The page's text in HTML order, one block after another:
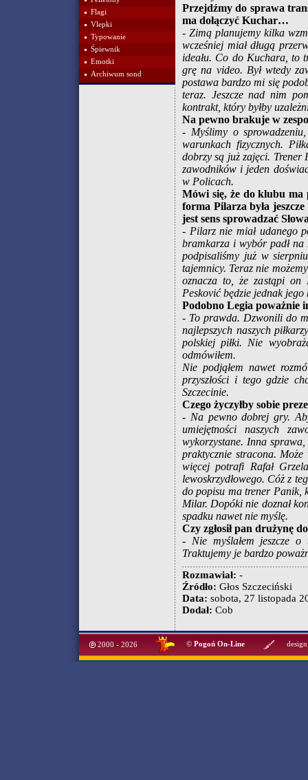
Flagi
Vlepki
Typowanie
Śpiewnik
Emotki
Archiwum sond
Przejdźmy do sprawa
ma dołączyć Kuchar…
- Zimą planujemy kilka
wcześniej miał długą
ideału. Co do Kuchara, to
grę na video. Był wtedy
postawa bardzo mi się
teraz. Jeszcze nad nim
kontrakt, który byłby
Na pewno brakuje w
- Myślimy o
warunkach fizycznych.
dobrzy są już zajęci. Trener
zawodników i jeden
w Policach.
Mówi się, że do klubu ma
forma Pilarza była
jest sens sprowadzać
- Pilarz nie miał udanego
bramkarza i wybór padł
podpisaliśmy już w
tajemnicy. Teraz nie
oznacza to, że zastąpi on
Pesković będzie jednak
Podobno Legia poważnie
- To prawda. Dzwonili do
najlepszych naszych
polskiej piłki. Nie
odmówiłem.
Nie podjąłem nawet
przyszłości i tego gdzie
Szczecinie.
Czego życzyłby sobie
- Na pewno dobrej gry.
umiejętności naszych
wykorzystane. Inna
praktycznie stracona.
więcej potrafi Rafał
lewoskrzydłowego. Cóż z
do popisu ma trener Panik,
Milar. Dopóki nie doznał
spadku nawet nie myślę.
Czy zgłosił pan drużynę
- Nie myślałem jeszcze
Traktujemy je bardzo
Rozmawiał: -
Źródło: Głos Szczeciński
Data: sobota, 27 listopada
Dodał: Cob
2000 - 2026 © Pogoń On-Line